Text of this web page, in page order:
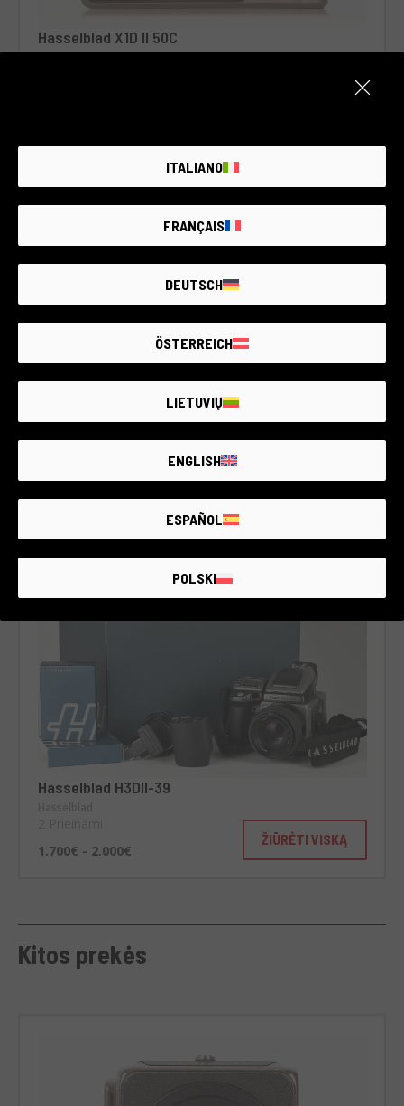
Hasselblad X1D II 50C
Hasselblad H3DII-39
1.700€ - 2.000€
ŽIŪRĖTI VISKĄ
Kitos prekės
ITALIANO
FRANÇAIS
DEUTSCH
ÖSTERREICH
LIETUVIŲ
ENGLISH
ESPAÑOL
POLSKI